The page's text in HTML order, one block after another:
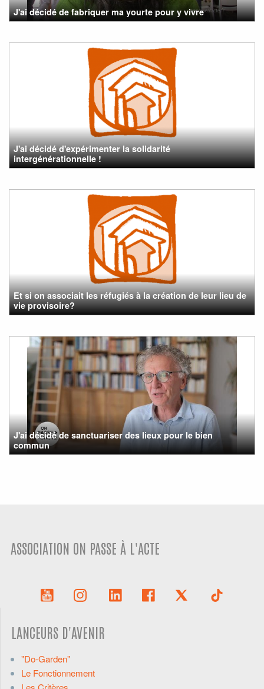
J'ai décidé de fabriquer ma yourte pour y vivre
J'ai décidé d'expérimenter la solidarité
intergénérationnelle !
Et si on associait les réfugiés à la création de leur lieu de
vie provisoire?
J'ai décidé de sanctuariser des lieux pour le bien
commun
ASSOCIATION ON PASSE À L'ACTE
LANCEURS D'AVENIR
"Do-Garden"
Le Fonctionnement